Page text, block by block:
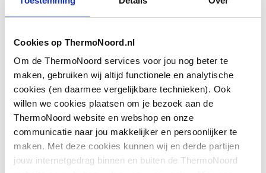
Cookies op ThermoNoord.nl
Om de ThermoNoord services voor jou nog beter te
maken, gebruiken wij altijd functionele en analytische
cookies (en daarmee vergelijkbare technieken). Ook
willen we cookies plaatsen om je bezoek aan de
ThermoNoord website en webshop en onze
communicatie naar jou makkelijker en persoonlijker te
maken. Met deze cookies kunnen wij en derde partijen
jouw internetgedrag binnen en buiten de ThermoNoord
met deur
Hoogte 2000
Inbouwbreedte wand
voor montage met deur
775
Kleur profiel Zilver
Materiaal profiel Aluminium
Toon meer
Downloads
Pictogram image/jpeg ,305 KB
Sfeerbeeldimage/jpeg, 305 KB